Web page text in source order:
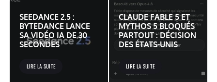
SEEDANCE 2.5 :
BYTEDANCE LANCE
SA VIDÉO IA DE 30
SECONDES
LIRE LA SUITE
CLAUDE FABLE 5 ET
MYTHOS 5 BLOQUÉS
PARTOUT : DÉCISION
DES ÉTATS-UNIS
LIRE LA SUITE